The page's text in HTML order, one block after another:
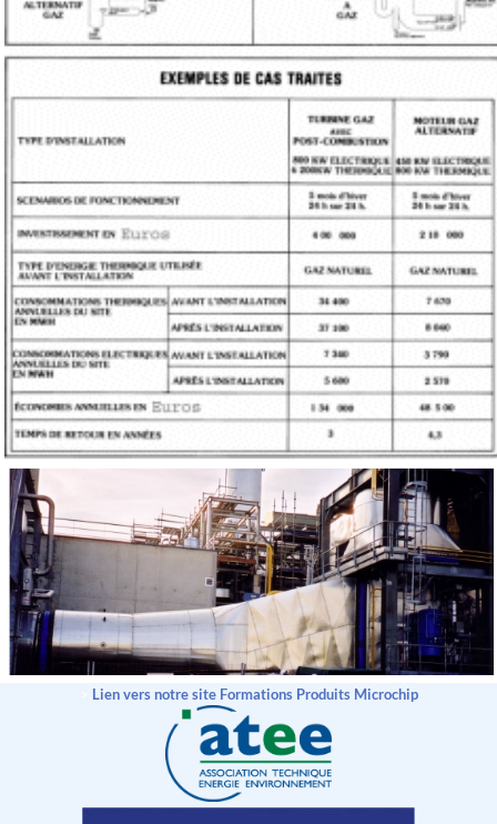
Lien vers notre site Formations Produits Microchip